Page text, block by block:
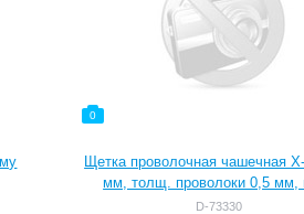
0
Щетка проволочная чашечная
мм, толщ. проволоки 0,5 мм,
D-73330